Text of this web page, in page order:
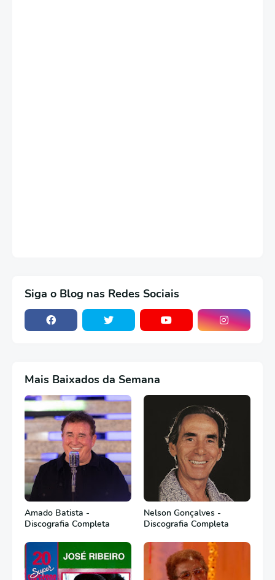
Siga o Blog nas Redes Sociais
Mais Baixados da Semana
Amado Batista -
Discografia Completa
Nelson Gonçalves -
Discografia Completa